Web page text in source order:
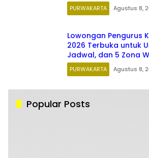
PURWAKARTA Agustus 8,
Lowongan Pengurus
2026 Terbuka untuk
Jadwal, dan 5 Zona
Penempatan
PURWAKARTA Agustus 8,
Popular Posts